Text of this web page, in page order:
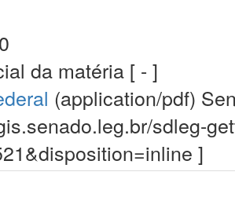
da matéria [ - ]
(application/pdf)
sdleg-
]